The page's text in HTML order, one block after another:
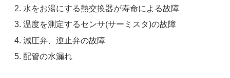
水をお湯にする熱交換器が寿命による故障
温度を測定するセンサ(サーミスタ)の故障
減圧弁、逆止弁の故障
配管の水漏れ